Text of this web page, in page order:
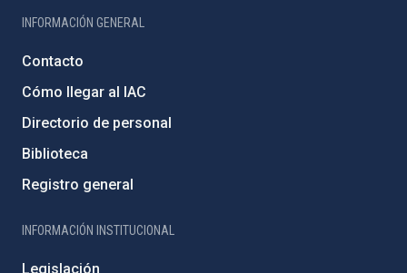
INFORMACIÓN GENERAL
Contacto
Cómo llegar al IAC
Directorio de personal
Biblioteca
Registro general
INFORMACIÓN INSTITUCIONAL
Legislación